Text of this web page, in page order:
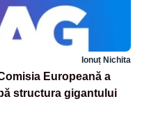
Ionuț Nichita
Europeană a
structura gigantului